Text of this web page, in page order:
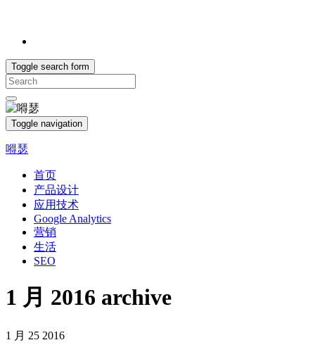
Toggle search form
Search
for:
Toggle navigation
嘚瑟
首页
产品设计
应用技术
Google Analytics
营销
生活
SEO
1 月 2016 archive
1 月 25 2016